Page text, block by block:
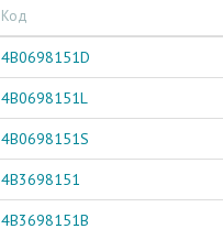
Код
4B0698151D
4B0698151L
4B0698151S
4B3698151
4B3698151B